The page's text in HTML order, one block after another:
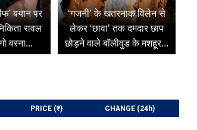
बयान पर
रावल
वरना...
‘गजनी’ के खतरनाक विलेन से
लेकर ‘छावा’ तक दमदार छाप
छोड़ने वाले बॉलीवुड के मशहूर...